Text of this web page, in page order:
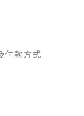
付款方式